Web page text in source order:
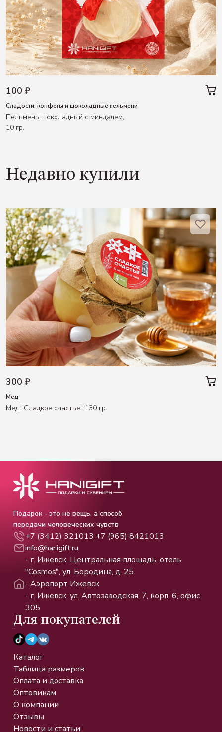
100 ₽
Сладости, конфеты и шоколадные пельмени
Пельмень шоколадный с миндалем,
10 гр.
Недавно купили
300 ₽
Мед
Мед "Сладкое счастье" 130 гр.
Подарок - это не вещь, а способ
передачи человеческих чувств
+7 (3412) 321013 +7 (965) 8421013
info@hanigift.ru
- г. Ижевск, Центральная площадь, отель
"Cosmos", ул. Бородина, д. 25
- Аэропорт Ижевск
- г. Ижевск, ул. Автозаводская, 7, корп. 6, офис
305
Для покупателей
Каталог
Таблица размеров
Оплата и доставка
Оптовикам
О компании
Отзывы
Новости и статьи